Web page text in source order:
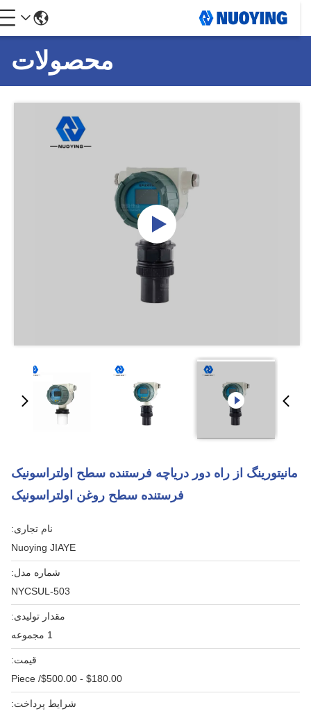
محصولات
مانیتورینگ از راه دور دریاچه فرستنده سطح اولتراسونیک
فرستنده سطح روغن اولتراسونیک
نام تجاری:
Nuoying JIAYE
شماره مدل:
NYCSUL-503
مقدار تولیدی:
قیمت:
$180.00 - $500.00/ Piece
شرایط پرداخت: